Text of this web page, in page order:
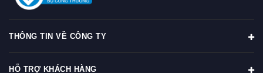
THÔNG TIN VỀ CÔNG TY
HỖ TRỢ KHÁCH HÀNG